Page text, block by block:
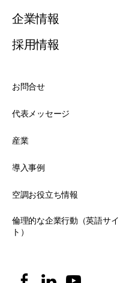
企業情報
採用情報
お問合せ
代表メッセージ
産業
導入事例
空調お役立ち情報
倫理的な企業行動（英語サイ
ト）